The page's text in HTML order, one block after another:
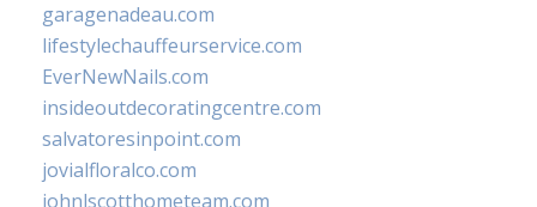
garagenadeau.com
lifestylechauffeurservice.com
EverNewNails.com
insideoutdecoratingcentre.com
salvatoresinpoint.com
jovialfloralco.com
johnlscotthometeam.com